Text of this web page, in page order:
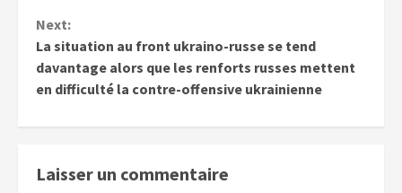
Next:
La situation au front ukraino-russe se tend
davantage alors que les renforts russes mettent
en difficulté la contre-offensive ukrainienne
Laisser un commentaire